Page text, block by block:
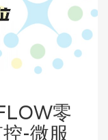
零
-微服